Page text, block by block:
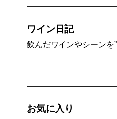
ワイン日記
飲んだワインやシーンを
お気に入り